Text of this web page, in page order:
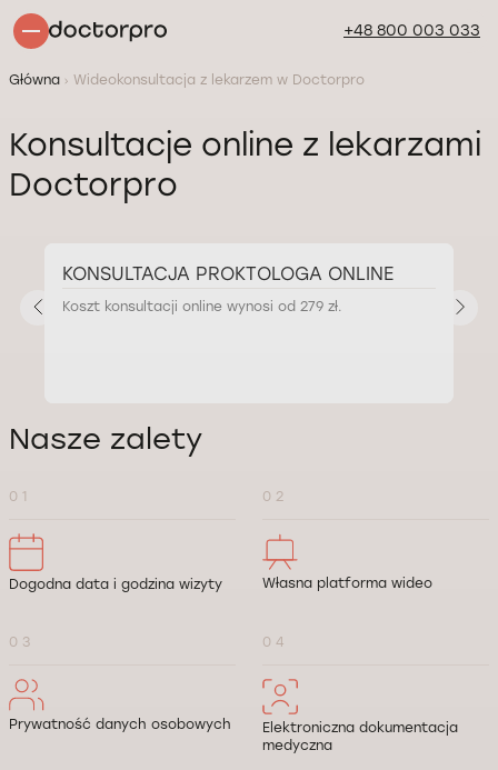
+48 800 003 033
Główna Wideokonsultacja z lekarzem w Doctorpro
Konsultacje online z lekarzami
Doctorpro
KONSULTACJA PROKTOLOGA ONLINE
Koszt konsultacji online wynosi od 279 zł.
Nasze zalety
0 1
Dogodna data i godzina wizyty
0 2
Własna platforma wideo
0 3
Prywatność danych osobowych
0 4
Elektroniczna dokumentacja
medyczna